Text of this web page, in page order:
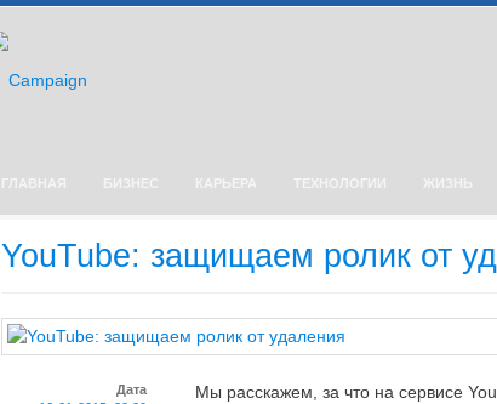
ГЛАВНАЯ БИЗНЕС КАРЬЕРА ТЕХНОЛОГИИ ЖИЗНЬ
YouTube: защищаем ролик от
Дата
Мы расскажем, за что на сервисе